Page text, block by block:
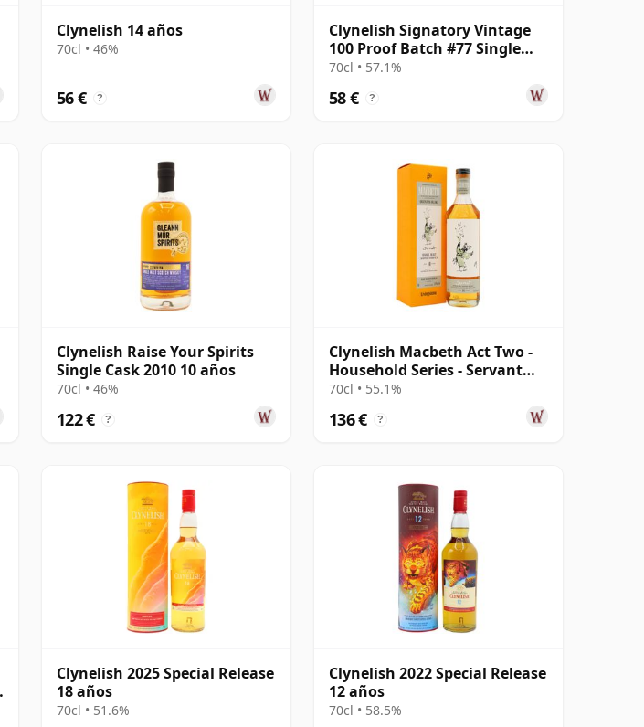
Clynelish 14 años
70cl • 46%
56 € ?
Clynelish Signatory Vintage
100 Proof Batch #77 Single
Malt 2016 10 años
70cl • 57.1%
58 € ?
Clynelish Raise Your Spirits
Single Cask 2010 10 años
70cl • 46%
122 € ?
Clynelish Macbeth Act Two -
Household Series - Servant
Singl 14 años
70cl • 55.1%
136 € ?
Clynelish 2025 Special Release
18 años
70cl • 51.6%
Clynelish 2022 Special Release
12 años
70cl • 58.5%